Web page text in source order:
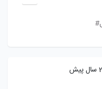
2 سال پیش